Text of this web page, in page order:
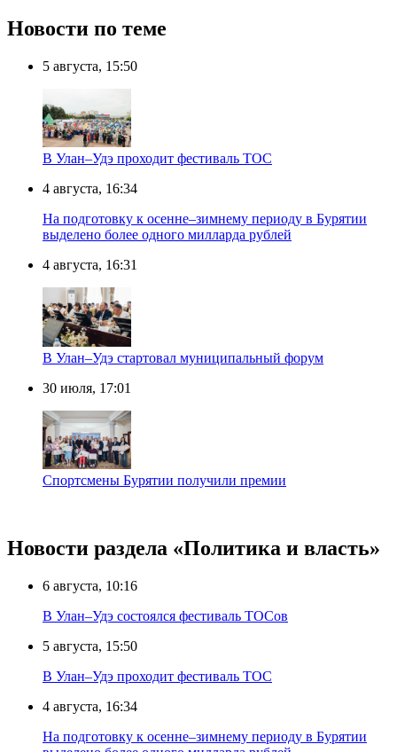
Новости по теме
5 августа, 15:50
В Улан–Удэ проходит фестиваль ТОС
4 августа, 16:34
На подготовку к осенне–зимнему периоду в Бурятии
выделено более одного милларда рублей
4 августа, 16:31
В Улан–Удэ стартовал муниципальный форум
30 июля, 17:01
Спортсмены Бурятии получили премии
Новости раздела «Политика и власть»
6 августа, 10:16
В Улан–Удэ состоялся фестиваль ТОСов
5 августа, 15:50
В Улан–Удэ проходит фестиваль ТОС
4 августа, 16:34
На подготовку к осенне–зимнему периоду в Бурятии